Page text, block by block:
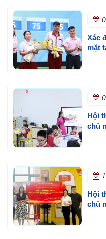
Xác
mặt
Hội
chủ
Hội
chủ